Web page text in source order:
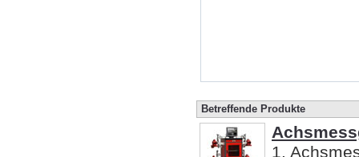
Betreffende Produkte
1.